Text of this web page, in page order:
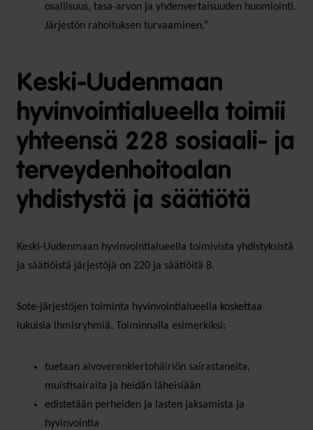
osallisuus, tasa-arvon ja yhdenvertaisuuden huomiointi.
Järjestön rahoituksen turvaaminen.”
Keski-Uudenmaan
hyvinvointialueella toimii
yhteensä 228 sosiaali- ja
terveydenhoitoalan
yhdistystä ja säätiötä
Keski-Uudenmaan hyvinvointialueella toimivista yhdistyksistä
ja säätiöistä järjestöjä on 220 ja säätiöitä 8.
Sote-järjestöjen toiminta hyvinvointialueella koskettaa
lukuisia ihmisryhmiä. Toiminnalla esimerkiksi:
tuetaan aivoverenkiertohäiriön sairastaneita,
muistisairaita ja heidän läheisiään
edistetään perheiden ja lasten jaksamista ja
hyvinvointia